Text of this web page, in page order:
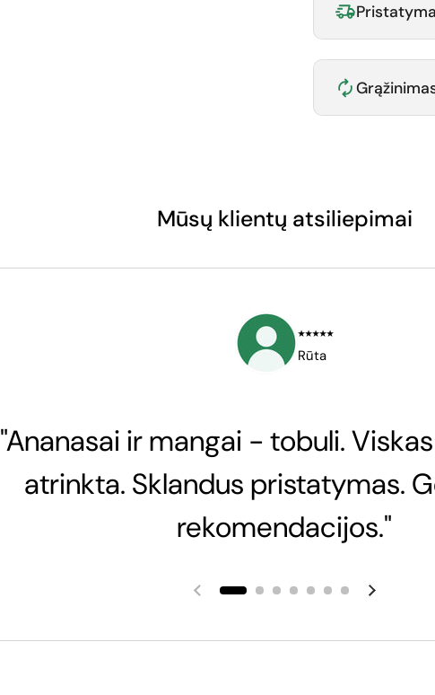
Mūsų klientų atsiliepimai
⭑⭑⭑⭑⭑
Rūta
"Ananasai ir mangai - tobuli.
atrinkta. Sklandus pristatymas.
rekomendacijos."
Ankstesnė skaidrė Kita